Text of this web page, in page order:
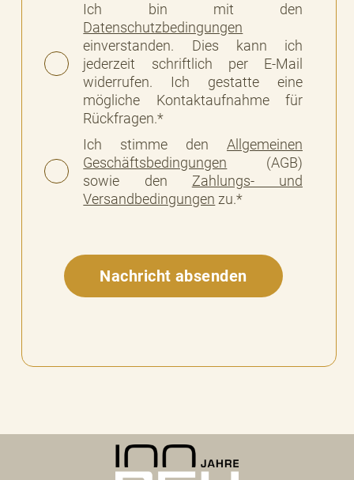
Ich bin mit den
Datenschutzbedingungen
einverstanden. Dies kann ich
jederzeit schriftlich per E-Mail
widerrufen. Ich gestatte eine
mögliche Kontaktaufnahme für
Rückfragen.*
Ich stimme den Allgemeinen
Geschäftsbedingungen (AGB)
sowie den Zahlungs- und
Versandbedingungen zu.*